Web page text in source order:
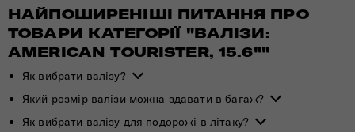
НАЙПОШИРЕНІШІ ПИТАННЯ ПРО
ТОВАРИ КАТЕГОРІЇ "ВАЛІЗИ:
AMERICAN TOURISTER, 15.6""
Як вибрати валізу?
Який розмір валізи можна здавати в багаж?
Як вибрати валізу для подорожі в літаку?